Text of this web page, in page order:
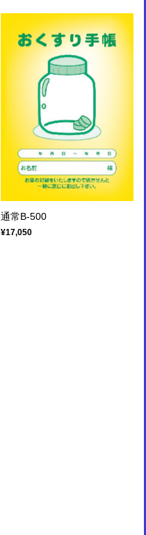
通常B-500
¥17,050